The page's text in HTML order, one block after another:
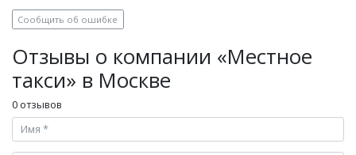
Сообщить об ошибке
Отзывы о компании «Местное
такси» в Москве
0 отзывов